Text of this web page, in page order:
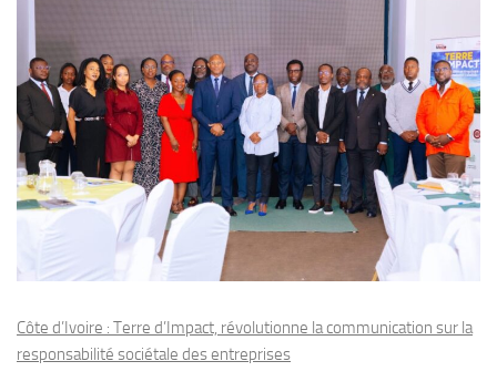
Côte d’Ivoire : Terre d’Impact, révolutionne la communication sur la
responsabilité sociétale des entreprises